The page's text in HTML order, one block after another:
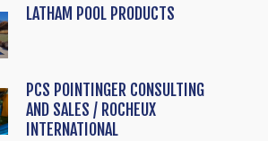
LATHAM POOL PRODUCTS
PCS POINTINGER CONSULTING
AND SALES / ROCHEUX
INTERNATIONAL